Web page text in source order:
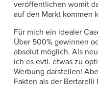
veröffentlichen womit
auf den Markt kommen
Für mich ein idealer
Über 500% gewinnen
absolut möglich. Als
ich es evtl. etwas zu
Werbung darstellen!
Fakten als der Bertarelli